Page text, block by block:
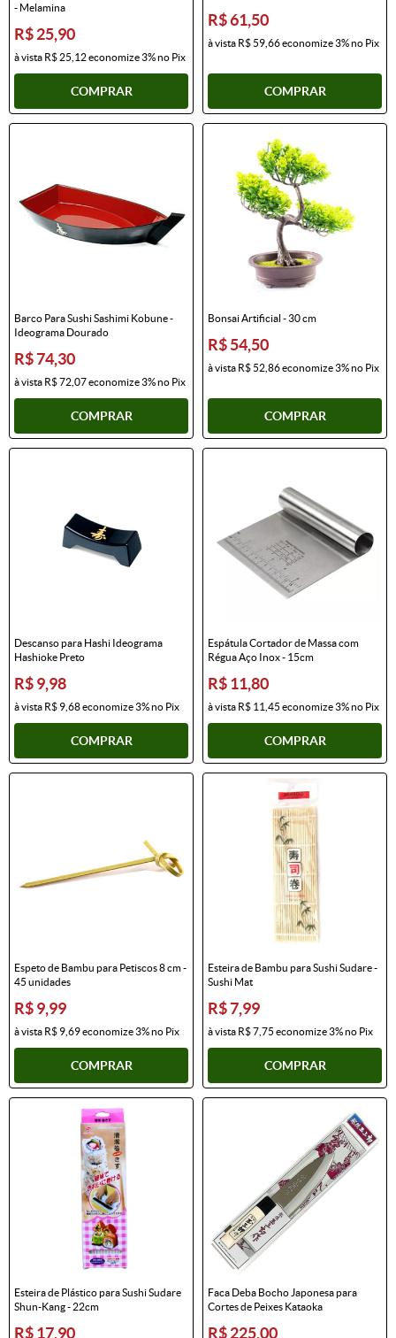
- Melamina
R$ 25,90
à vista R$ 25,12economize3%no Pix
COMPRAR
R$ 61,50
à vista R$ 59,66economize3%no Pix
COMPRAR
Barco Para Sushi Sashimi Kobune -
Ideograma Dourado
R$ 74,30
à vista R$ 72,07economize3%no Pix
COMPRAR
Bonsai Artificial - 30 cm
R$ 54,50
à vista R$ 52,86economize3%no Pix
COMPRAR
Descanso para Hashi Ideograma
Hashioke Preto
R$ 9,98
à vista R$ 9,68economize3%no Pix
COMPRAR
Espátula Cortador de Massa com
Régua Aço Inox - 15cm
R$ 11,80
à vista R$ 11,45 economize3%no Pix
COMPRAR
Espeto de Bambu para Petiscos 8 cm -
45 unidades
R$ 9,99
à vista R$ 9,69economize3%no Pix
COMPRAR
Esteira de Bambu para Sushi Sudare -
Sushi Mat
R$ 7,99
à vista R$ 7,75 economize3%no Pix
COMPRAR
Esteira de Plástico para Sushi Sudare
Shun-Kang - 22cm
R$ 17,90
Faca Deba Bocho Japonesa para
Cortes de Peixes Kataoka
R$ 225,00